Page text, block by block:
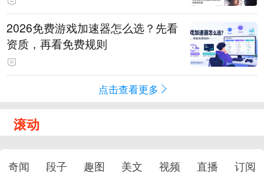
2026免费游戏加速器怎么选？先看
资质，再看免费规则
点击查看更多
滚动
奇闻 段子 趣图 美文 视频 直播
订阅